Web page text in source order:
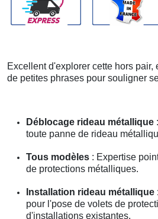
Excellent d'explorer cette hors pair,
de petites phrases pour souligner
Déblocage rideau métallique
toute panne de rideau
Tous modèles : Expertise
de protections métalliques.
Installation rideau métallique
pour l'pose de volets de
d'installations existantes.